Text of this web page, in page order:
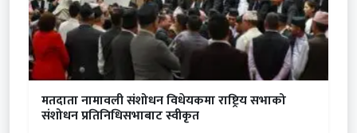
मतदाता नामावली संशोधन विधेयकमा राष्ट्रिय सभाको
संशोधन प्रतिनिधिसभाबाट स्वीकृत